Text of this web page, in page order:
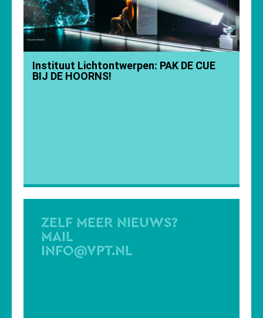
Instituut Lichtontwerpen: PAK DE CUE
BIJ DE HOORNS!
ZELF MEER NIEUWS?
MAIL
INFO@VPT.NL